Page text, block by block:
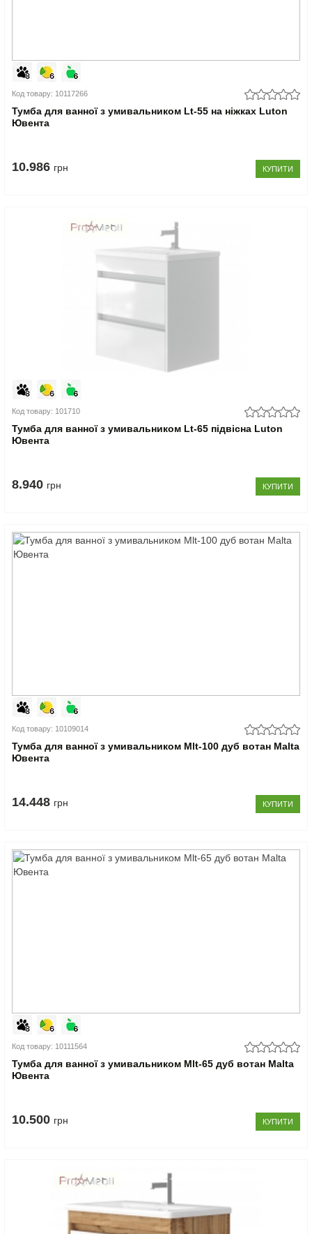
Код товару: 10117266
Тумба для ванної з умивальником Lt-55 на ніжках Luton
Ювента
10.986 грн КУПИТИ
Код товару: 101710
Тумба для ванної з умивальником Lt-65 підвісна Luton
Ювента
8.940 грн КУПИТИ
Код товару: 10109014
Тумба для ванної з умивальником Mlt-100 дуб вотан Malta
Ювента
14.448 грн КУПИТИ
Код товару: 10111564
Тумба для ванної з умивальником Mlt-65 дуб вотан Malta
Ювента
10.500 грн КУПИТИ